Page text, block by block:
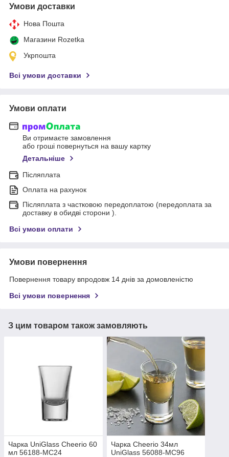
Умови доставки
Нова Пошта
Магазини Rozetka
Укрпошта
Всі умови доставки
Умови оплати
Ви отримаєте замовлення
або гроші повернуться на вашу картку
Детальніше
Післяплата
Оплата на рахунок
Післяплата з частковою передоплатою (передоплата за
доставку в обидві сторони ).
Всі умови оплати
Умови повернення
Повернення товару впродовж 14 днів за домовленістю
Всі умови повернення
З цим товаром також замовляють
Чарка UniGlass Cheerio 60
мл 56188-МС24
Чарка Cheerio 34мл
UniGlass 56088-MC96